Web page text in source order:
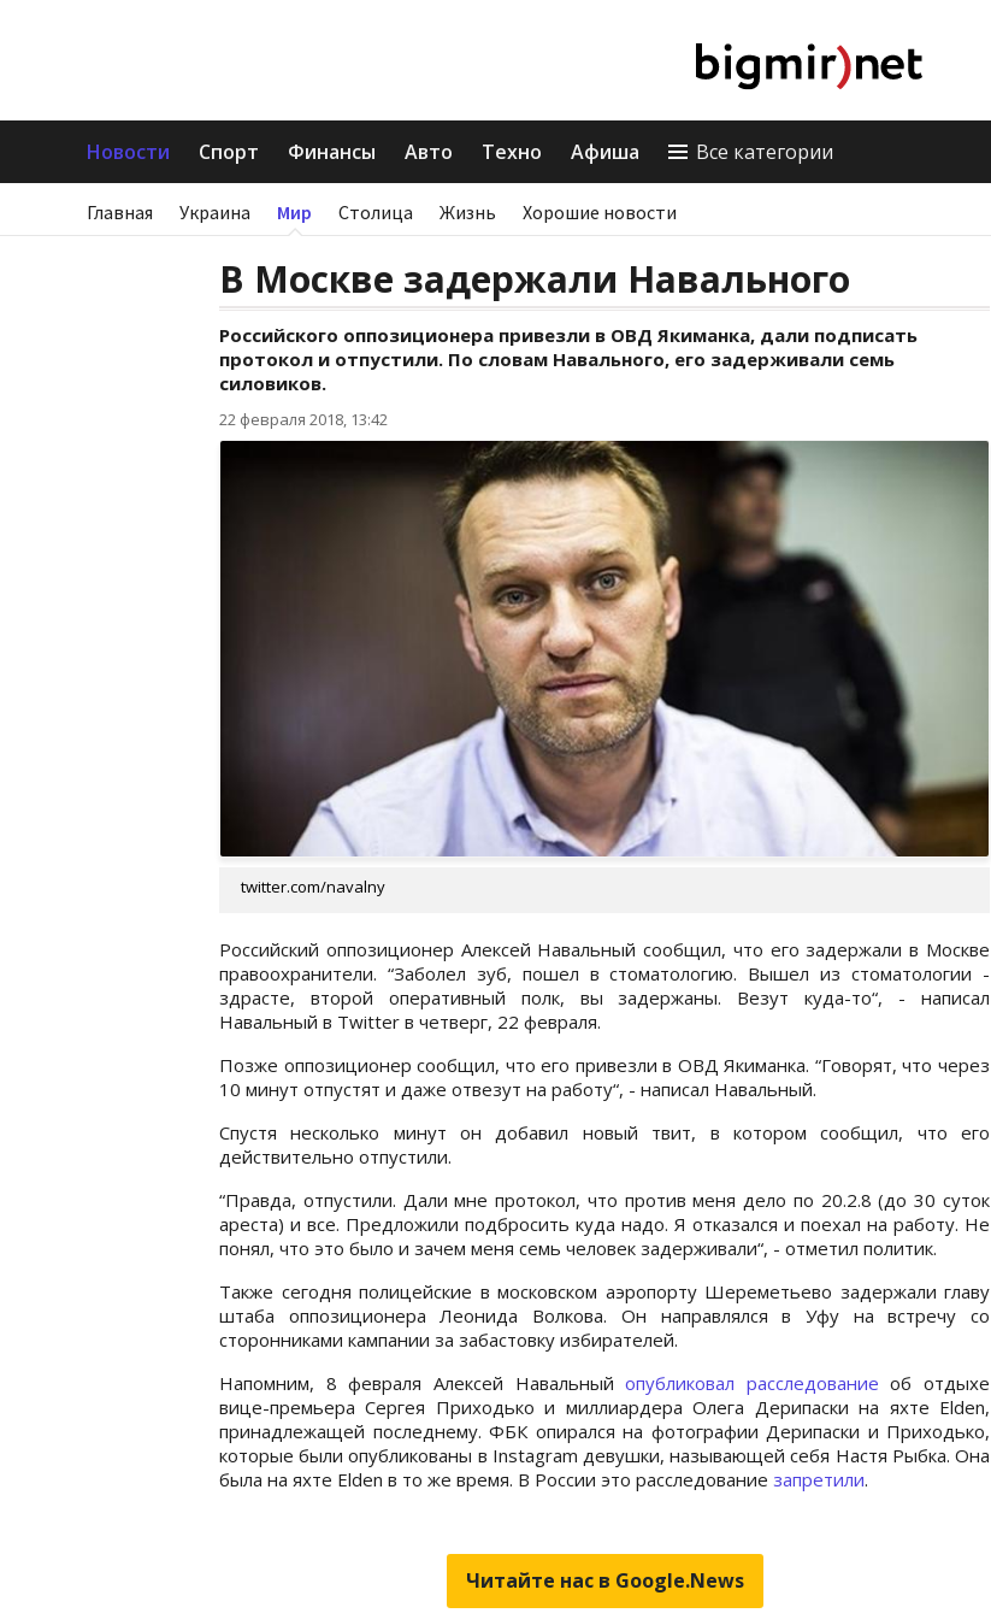
Новости Спорт Финансы Авто Техно Афиша Все категории
Главная Украина Мир Столица Жизнь Хорошие новости
В Москве задержали Навального
Российского оппозиционера привезли в ОВД Якиманка, дали подписать
протокол и отпустили. По словам Навального, его задерживали семь
силовиков.
22 февраля 2018, 13:42
twitter.com/navalny
Российский оппозиционер Алексей Навальный сообщил, что его задержали в Москве
правоохранители. “Заболел зуб, пошел в стоматологию. Вышел из стоматологии -
здрасте, второй оперативный полк, вы задержаны. Везут куда-то“, - написал
Навальный в Twitter в четверг, 22 февраля.
Позже оппозиционер сообщил, что его привезли в ОВД Якиманка. “Говорят, что через
10 минут отпустят и даже отвезут на работу“, - написал Навальный.
Спустя несколько минут он добавил новый твит, в котором сообщил, что его
действительно отпустили.
“Правда, отпустили. Дали мне протокол, что против меня дело по 20.2.8 (до 30 суток
ареста) и все. Предложили подбросить куда надо. Я отказался и поехал на работу. Не
понял, что это было и зачем меня семь человек задерживали“, - отметил политик.
Также сегодня полицейские в московском аэропорту Шереметьево задержали главу
штаба оппозиционера Леонида Волкова. Он направлялся в Уфу на встречу со
сторонниками кампании за забастовку избирателей.
Напомним, 8 февраля Алексей Навальныйопубликовал расследование об отдыхе
вице-премьера Сергея Приходько и миллиардера Олега Дерипаски на яхте Elden,
принадлежащей последнему. ФБК опирался на фотографии Дерипаски и Приходько,
которые были опубликованы в Instagram девушки, называющей себя Настя Рыбка. Она
была на яхте Elden в то же время. В России это расследование запретили.
Читайте нас в Google.News